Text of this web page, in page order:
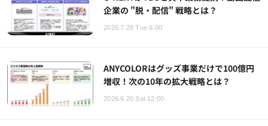
企業の "脱・配信" 戦略とは？
2026.7.28 Tue 6:00
ANYCOLORはグッズ事業だけで100億円
増収！次の10年の拡大戦略とは？
2026.6.20 Sat 12:00